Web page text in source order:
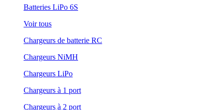
Batteries LiPo 6S
Voir tous
Chargeurs de batterie RC
Chargeurs NiMH
Chargeurs LiPo
Chargeurs à 1 port
Chargeurs à 2 port